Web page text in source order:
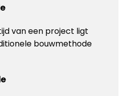
van een project ligt
bouwmethode